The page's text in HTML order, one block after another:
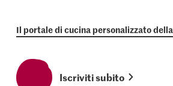
Il portale di cucina personalizzato
Iscriviti subito